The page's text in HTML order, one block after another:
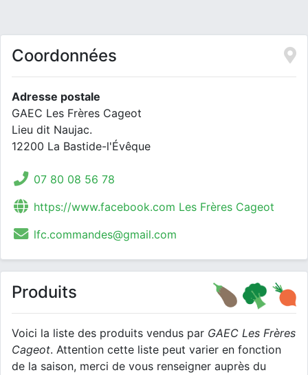
Coordonnées
Adresse postale
GAEC Les Frères Cageot
Lieu dit Naujac.
12200 La Bastide-l'Évêque
07 80 08 56 78
https://www.facebook.com Les Frères Cageot
lfc.commandes@gmail.com
Produits
Voici la liste des produits vendus par GAEC Les Frères
Cageot. Attention cette liste peut varier en fonction
de la saison, merci de vous renseigner auprès du